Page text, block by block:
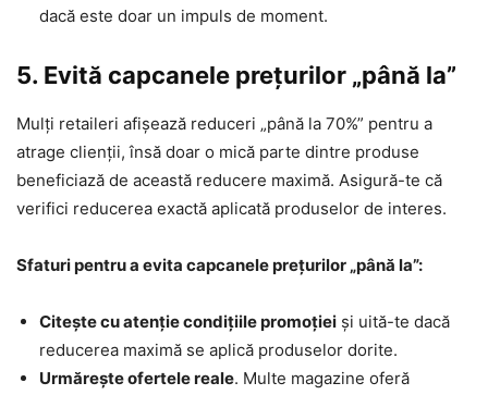
dacă este doar un impuls de moment.
5. Evită capcanele prețurilor „până la”
Mulți retaileri afișează reduceri „până la 70%” pentru a
atrage clienții, însă doar o mică parte dintre produse
beneficiază de această reducere maximă. Asigură-te că
verifici reducerea exactă aplicată produselor de interes.
Sfaturi pentru a evita capcanele prețurilor „până la”:
Citește cu atenție condițiile promoției și uită-te dacă
reducerea maximă se aplică produselor dorite.
Urmărește ofertele reale. Multe magazine oferă